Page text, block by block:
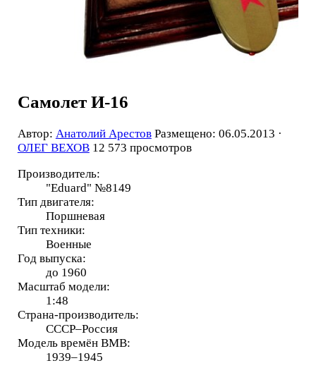
Самолет И-16
Автор: Анатолий Арестов Размещено: 06.05.2013 ·
ОЛЕГ ВЕХОВ 12 573 просмотров
Производитель:
"Eduard" №8149
Тип двигателя:
Поршневая
Тип техники:
Военные
Год выпуска:
до 1960
Масштаб модели:
1:48
Страна-производитель:
СССР–Россия
Модель времён ВМВ:
1939–1945